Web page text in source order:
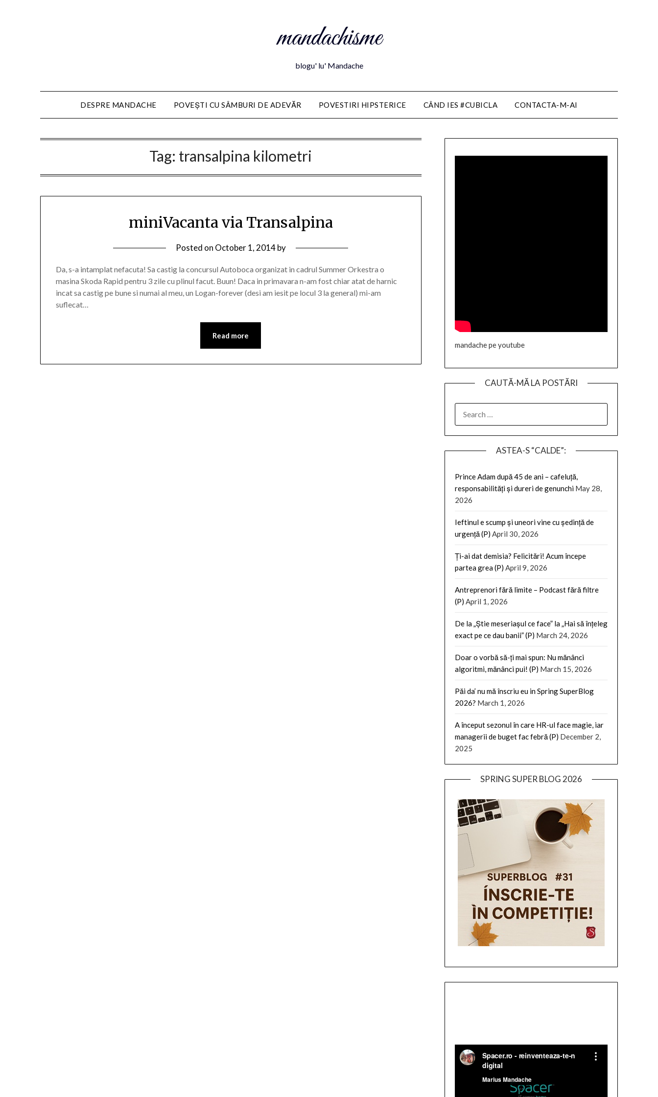
mandachisme
blogu' lu' Mandache
DESPRE MANDACHE POVEȘTI CU SÂMBURI DE ADEVĂR POVESTIRI HIPSTERICE CÂND IES #CUBICLA CONTACTA-M-AI
Tag: transalpina kilometri
miniVacanta via Transalpina
Posted on October 1, 2014by
Da, s-a intamplat nefacuta! Sa castig la concursul Autoboca organizat in cadrul Summer Orkestra o
masina Skoda Rapid pentru 3 zile cu plinul facut. Buun! Daca in primavara n-am fost chiar atat de harnic
incat sa castig pe bune si numai al meu, un Logan-forever (desi am iesit pe locul 3 la general) mi-am
suflecat…
Read more
mandache pe youtube
CAUTĂ-MĂ LA POSTĂRI
FOR:
ASTEA-S “CALDE”:
Prince Adam după 45 de ani – cafeluță,
responsabilități și dureri de genunchi May 28,
2026
Ieftinul e scump și uneori vine cu ședință de
urgență (P) April 30, 2026
Ți-ai dat demisia? Felicitări! Acum începe
partea grea (P) April 9, 2026
Antreprenori fără limite – Podcast fără filtre
(P) April 1, 2026
De la „Știe meseriașul ce face” la „Hai să înțeleg
exact pe ce dau banii” (P) March 24, 2026
Doar o vorbă să-ți mai spun: Nu mănânci
algoritmi, mănânci pui! (P) March 15, 2026
Păi da’ nu mă înscriu eu in Spring SuperBlog
2026? March 1, 2026
A început sezonul în care HR-ul face magie, iar
managerii de buget fac febră (P) December 2,
2025
SPRING SUPER BLOG 2026